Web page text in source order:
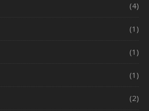
(4)
(1)
(1)
(1)
(2)